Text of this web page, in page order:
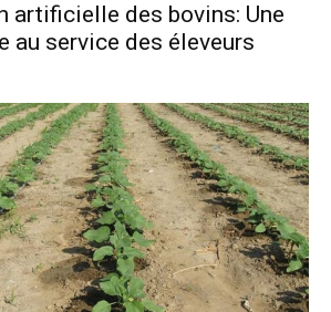
artificielle des bovins: Une
au service des éleveurs